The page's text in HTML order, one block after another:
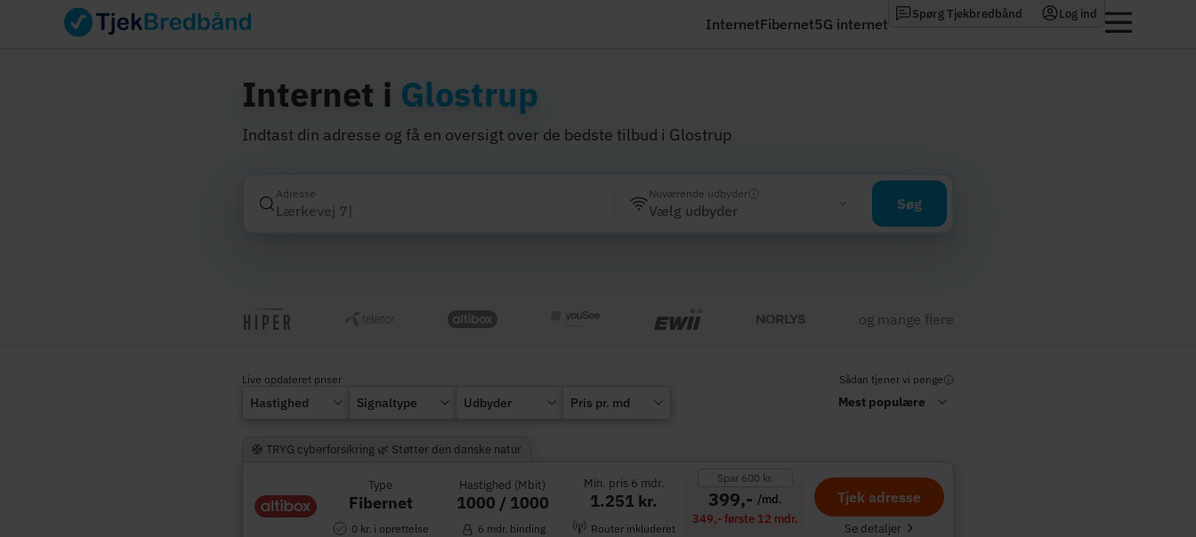
InternetFibernet5G internet
Spørg Tjekbredbånd Log ind
Internet i Glostrup
Indtast din adresse og få en oversigt over de bedste tilbud i Glostrup
Adresse Nuværende udbyder
Vælg udbyder Søg
og mange flere
Live opdateret priser Sådan tjener vi penge
Hastighed Signaltype Udbyder Pris pr. md
🛟 TRYG cyberforsikring 🌿 Støtter den danske natur
Type
Fibernet
0 kr. i oprettelse
Hastighed (Mbit)
1000 / 1000
6 mdr. binding
Min. pris 6 mdr.
1.251 kr.
Router inkluderet
Spar 600 kr.
399,- /md.
349,- første 12 mdr.
Tjek adresse
Se detaljer